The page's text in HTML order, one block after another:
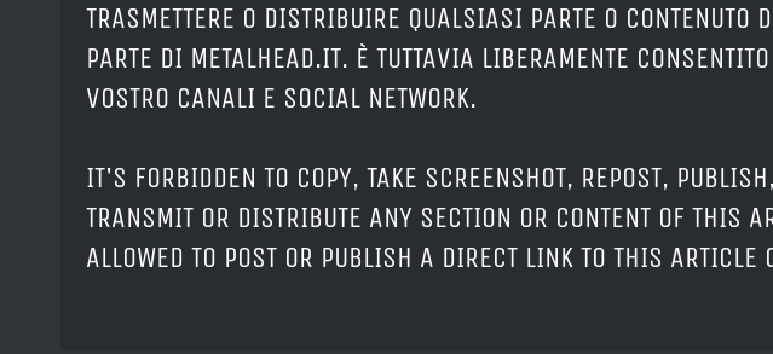
TRASMETTERE O DISTRIBUIRE QUALSIASI PARTE O CONTENUTO
PARTE DI METALHEAD.IT. È TUTTAVIA LIBERAMENTE
VOSTRO CANALI E SOCIAL NETWORK.
IT'S FORBIDDEN TO COPY, TAKE SCREENSHOT, REPOST,
TRANSMIT OR DISTRIBUTE ANY SECTION OR CONTENT OF THIS
ALLOWED TO POST OR PUBLISH A DIRECT LINK TO THIS